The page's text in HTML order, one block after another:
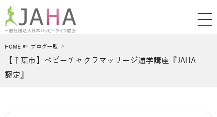
HOME ブログ一覧
【千葉市】ベビーチャクラマッサージ通学講座『JAHA
認定』